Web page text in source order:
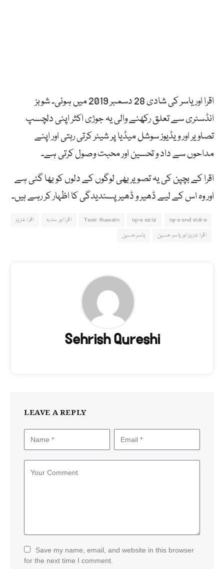
اقرا اور یاسر کی شادی 28 دسمبر 2019 میں ہوئی۔ شوبز
انڈسٹری سے تعلق رکھنے والی یہ جوڑی اکثر اپنی دلچسپ
تصاویر اور ویڈیوز سوشل میڈیا پر شیئر کرتی رہتی اور اپنے
مداحوں سے داد و تحسین اور محبت وصول کرتی ہے۔
اقرا کے بچپن کی یہ تصویر بھی لوگوں کے دلوں کو بھا گئی ہے
اور وہ اس کے لیے ڈھیر و ڈھیر پسندیدگی کا اظہار کر رہے ہیں۔
iqra and sidra
iqra aziz
Yasir Hussain اقرا اور سدرہ
اقرا عزیز
اقرا عزیز اور یاسر حسین
یاسر حسین
Sehrish Qureshi
LEAVE A REPLY
Save my name, email, and website in this browser
for the next time I comment.